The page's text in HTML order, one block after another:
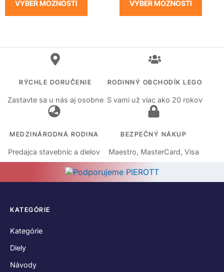
VÝBER MOŽNOSTÍ VÝBER MOŽNOSTÍ
RÝCHLE DORUČENIE
Zastavte sa u nás aj osobne
RODINNÝ OBCHODÍK LEGO
S vami už viac ako 20 rokov
MEDZINÁRODNÁ RODINA
Predajca stavebníc a dielov
BEZPEČNÝ NÁKUP
Maestro, MasterCard, Visa
KATEGÓRIE
Kategórie
Diely
Návody